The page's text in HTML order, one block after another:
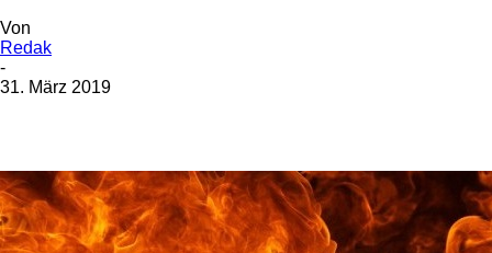
Von
Redak
-
31. März 2019